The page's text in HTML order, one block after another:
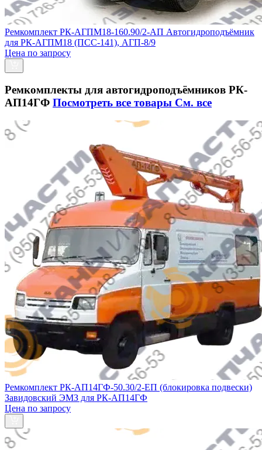
Ремкомплект РК-АГПМ18-160.90/2-АП Автогидроподъёмник
для РК-АГПМ18 (ПСС-141), АГП-8/9
Цена по запросу
Ремкомплекты для автогидроподъёмников РК-
АП14ГФ Посмотреть все товары См. все
Ремкомплект РК-АП14ГФ-50.30/2-ЕП (блокировка подвески)
Завидовский ЭМЗ для РК-АП14ГФ
Цена по запросу